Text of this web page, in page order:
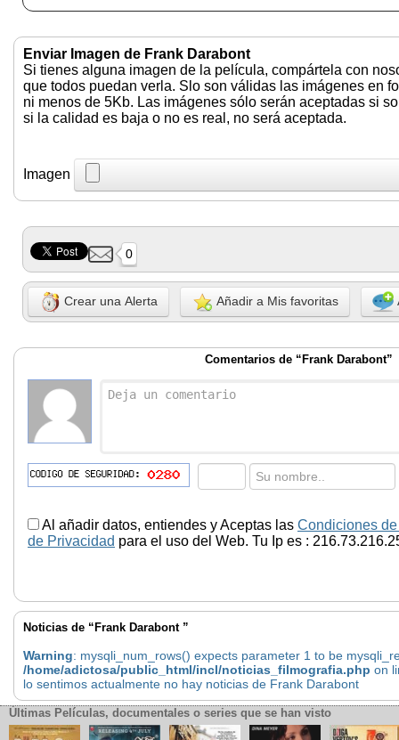
Enviar Imagen de Frank Darabont
Si tienes alguna imagen de la película, compártela con
que todos puedan verla. Slo son válidas las imágenes en
ni menos de 5Kb. Las imágenes sólo serán aceptadas si
si la calidad es baja o no es real, no será aceptada.
Imagen
0
Crear una Alerta Añadir a Mis favoritas
Comentarios de “Frank Darabont”
Al añadir datos, entiendes y Aceptas las Condiciones
de Privacidad para el uso del Web. Tu Ip es :
Noticias de “Frank Darabont ”
Warning: mysqli_num_rows() expects parameter 1 to be
/home/adictosa/public_html/incl/noticias_filmografia.php on
lo sentimos actualmente no hay noticias de Frank Darabont
Últimas Películas, documentales o series que se han visto